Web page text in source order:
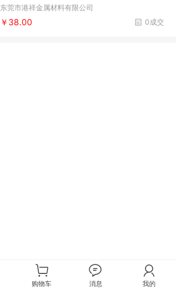
东莞市港祥金属材料有限公司
0成交
￥38.00
购物车 消息 我的